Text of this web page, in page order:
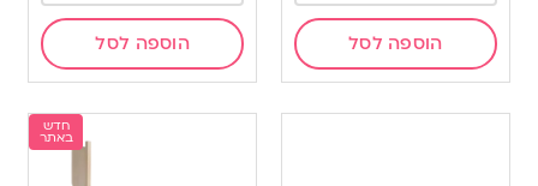
הוספה לסל הוספה לסל
חדש
באתר